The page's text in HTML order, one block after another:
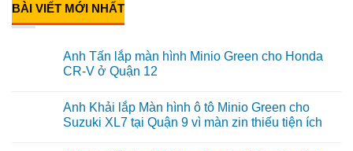
BÀI VIẾT MỚI NHẤT
Anh Tấn lắp màn hình Minio Green cho Honda
CR-V ở Quận 12
bình
luận
ở
Anh Khải lắp Màn hình ô tô Minio Green cho
Suzuki XL7 tại Quận 9 vì màn zin thiếu tiện ích